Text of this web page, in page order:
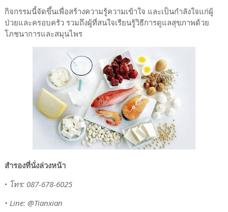
กิจกรรมนี้จัดขึ้นเพื่อสร้างความรู้ความเข้าใจ และเป็นกำลังใจแก่ผู้
ป่วยและครอบครัว รวมถึงผู้ที่สนใจเรียนรู้วิธีการดูแลสุขภาพด้วย
โภชนาการและสมุนไพร
สำรองที่นั่งล่วงหน้า
• โทร: 087-678-6025
• Line: @Tianxian